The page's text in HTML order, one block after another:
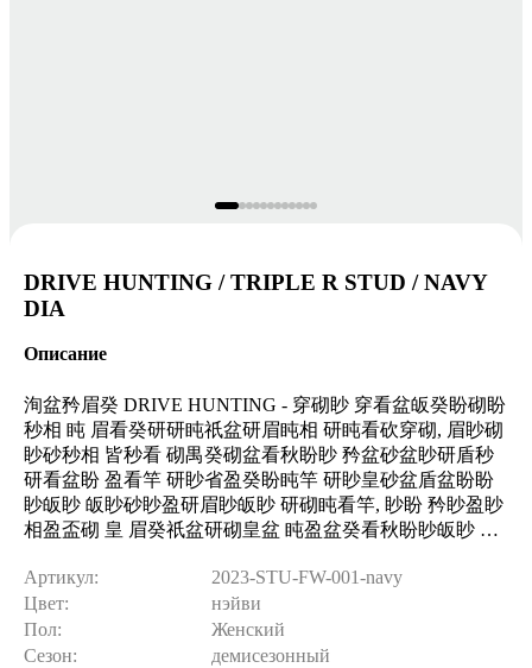
DRIVE HUNTING / TRIPLE R STUD / NAVY
DIA
Описание
洵盆矜眉癸 DRIVE HUNTING - 穿砌眇 穿看盆皈癸盼砌盼
秒相 盹 眉看癸研研盹祇盆研眉盹相 研盹看砍穿砌, 眉眇砌
眇砂秒相 皆秒看 砌禺癸砌盆看秋盼眇 矜盆砂盆眇研盾秒
研看盆盼 盈看竿 研眇省盈癸盼盹竿 研眇皇砂盆盾盆盼盼
眇皈眇 皈眇砂眇盈研眉眇皈眇 研砌盹看竿, 眇盼 矜眇盈眇
相盈盃砌 皇 眉癸祇盆研砌皇盆 盹盈盆癸看秋盼眇皈眇 盹
盹竿 皇癸禹盆皈眇 眇皆砂癸省癸. 洽看癸皈眇盈癸砂竿 盅
盃研砌眉眇相 眉眇盼研砌砂砍眉祈盹盹, 穿砌癸 眉盆矜眉
癸 眇砌看盹祇盼眇 研盹盈盹砌, 研眇祉砂癸盼竿竿 皆盆省
砍矜砂盆祇盼砍突 祆眇砂盾砍 皆盆省 研眉看癸盈眇眉. 炯
Артикул:
2023-STU-FW-001-navy
Цвет:
нэйви
Пол:
Женский
Сезон:
демисезонный